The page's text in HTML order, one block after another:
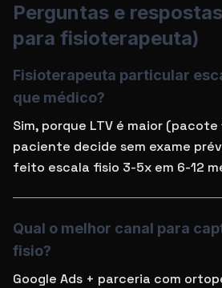
Perguntas e
para fisioterapeuta)
Fisioterapeuta particular
que médico?
Sim, porque LTV é maior
paciente decide sem exame
feito escala fisio 3-5x em 6-12
Qual o melhor canal para
fisio?
Google Ads + parceria com